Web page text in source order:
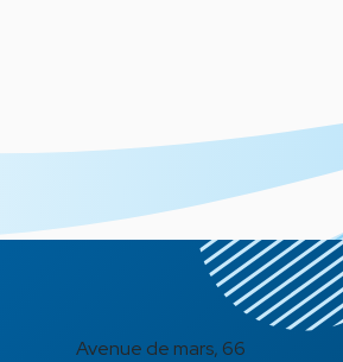
Avenue de mars, 66